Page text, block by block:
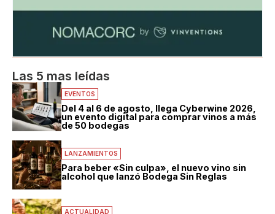
Las 5 mas leídas
EVENTOS
Del 4 al 6 de agosto, llega Cyberwine 2026,
un evento digital para comprar vinos a más
de 50 bodegas
LANZAMIENTOS
Para beber «Sin culpa», el nuevo vino sin
alcohol que lanzó Bodega Sin Reglas
ACTUALIDAD